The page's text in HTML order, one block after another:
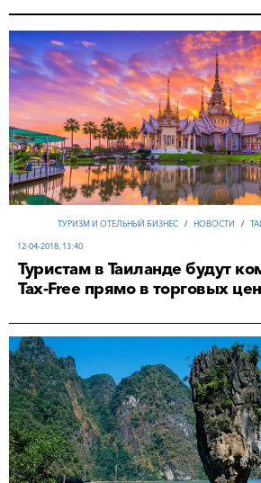
ТУРИЗМ И ОТЕЛЬНЫЙ БИЗНЕС / НОВОСТИ /
12-04-2018, 13:40
Туристам в Таиланде будут
Tax-Freе прямо в торговых